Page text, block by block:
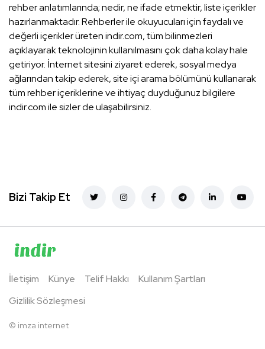
rehber anlatımlarında; nedir, ne ifade etmektir, liste içerikler
hazırlanmaktadır. Rehberler ile okuyucuları için faydalı ve
değerli içerikler üreten indir.com, tüm bilinmezleri
açıklayarak teknolojinin kullanılmasını çok daha kolay hale
getiriyor. İnternet sitesini ziyaret ederek, sosyal medya
ağlarından takip ederek, site içi arama bölümünü kullanarak
tüm rehber içeriklerine ve ihtiyaç duyduğunuz bilgilere
indir.com ile sizler de ulaşabilirsiniz.
Bizi Takip Et
İletişim Künye Telif Hakkı
Kullanım Şartları
Gizlilik Sözleşmesi
© imza internet